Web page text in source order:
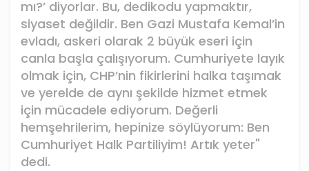
mı?’ diyorlar. Bu, dedikodu yapmaktır,
siyaset değildir. Ben Gazi Mustafa Kemal’in
evladı, askeri olarak 2 büyük eseri için
canla başla çalışıyorum. Cumhuriyete layık
olmak için, CHP’nin fikirlerini halka taşımak
ve yerelde de aynı şekilde hizmet etmek
için mücadele ediyorum. Değerli
hemşehrilerim, hepinize söylüyorum: Ben
Cumhuriyet Halk Partiliyim! Artık yeter"
dedi.